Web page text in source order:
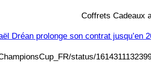
Coffrets Cadeaux
Dréan prolonge son contrat jusqu’en
status/